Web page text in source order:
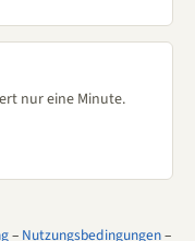
nur eine Minute.
– Nutzungsbedingungen–